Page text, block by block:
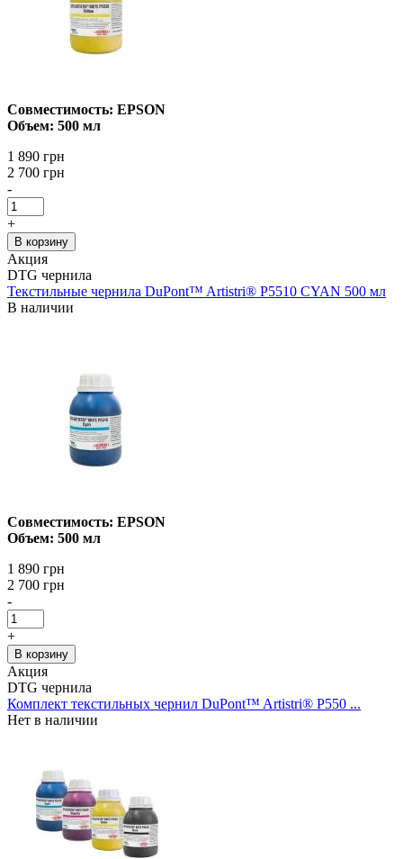
Совместимость: EPSON
Объем: 500 мл
1 890 грн
2 700 грн
-
+
В корзину
Акция
DTG чернила
Текстильные чернила DuPont™ Artistri® P5510 CYAN 500 мл
В наличии
Совместимость: EPSON
Объем: 500 мл
1 890 грн
2 700 грн
-
+
В корзину
Акция
DTG чернила
Комплект текстильных чернил DuPont™ Artistri® P550 ...
Нет в наличии